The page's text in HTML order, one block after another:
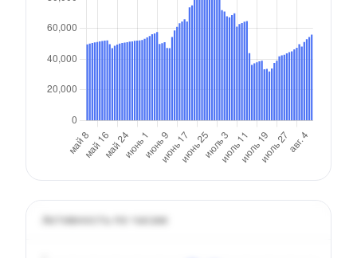
Активность по часам